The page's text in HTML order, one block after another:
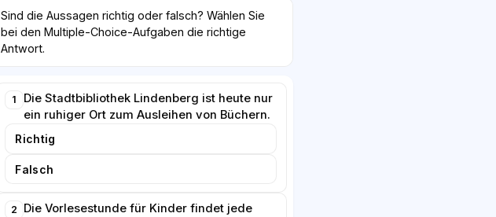
Sind die Aussagen richtig oder falsch? Wählen Sie
bei den Multiple-Choice-Aufgaben die richtige
Antwort.
1
Die Stadtbibliothek Lindenberg ist heute nur
ein ruhiger Ort zum Ausleihen von Büchern.
Richtig
Falsch
2
Die Vorlesestunde für Kinder findet jede